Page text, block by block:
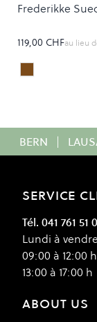
Frederikke
119,00 CHFau lieu
Colour
Chocolate
BERN |
SERVICE
Tél. 041 761 51
Lundi à
09:00 à 12:00 h
13:00 à 17:00 h
ABOUT US